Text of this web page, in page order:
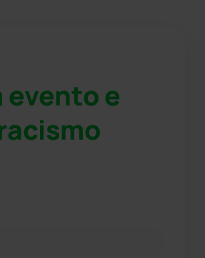
evento e